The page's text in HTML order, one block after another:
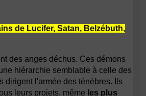
de Lucifer, Satan, Belzébuth,
des anges déchus. Ces démons
hiérarchie semblable à celle des
dirigent l'armée des ténèbres. Ils
leurs projets, même les plus